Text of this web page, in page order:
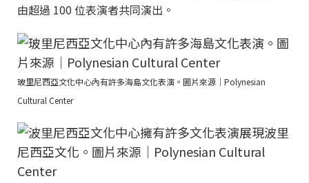
由超過 100 位表演者共同演出。
玻里尼西亞文化中心內有許多海島文化表演。圖片來源｜Polynesian
Cultural Center